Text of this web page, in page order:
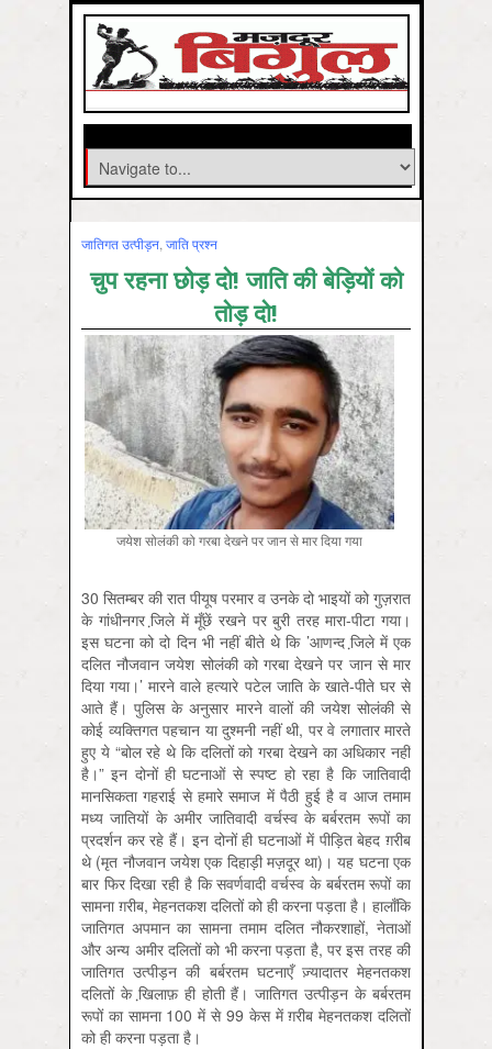
जातिगत उत्‍पीड़न, जाति प्रश्‍न
चुप रहना छोड़ दो! जाति‍ की बेड़ि‍यों को
तोड़ दो!
जयेश सोलंकी को गरबा देखने पर जान से मार दिया गया
30 सितम्बर की रात पीयूष परमार व उनके दो भाइयों को गुज़रात
के गांधीनगर जि़ले में मूँछें रखने पर बुरी तरह मारा-पीटा गया।
इस घटना को दो दिन भी नहीं बीते थे कि ’आणन्द जि़ले में एक
दलित नौजवान जयेश सोलंकी को गरबा देखने पर जान से मार
दिया गया।’ मारने वाले हत्यारे पटेल जाति के खाते-पीते घर से
आते हैं। पुलिस के अनुसार मारने वालों की जयेश सोलंकी से
कोई व्यक्तिगत पहचान या दुश्मनी नहीं थी, पर वे लगातार मारते
हुए ये “बोल रहे थे कि दलितों को गरबा देखने का अधिकार नहीं
है।” इन दोनों ही घटनाओं से स्पष्ट हो रहा है कि जातिवादी
मानसिकता गहराई से हमारे समाज में पैठी हुई है व आज तमाम
मध्य जातियों के अमीर जातिवादी वर्चस्व के बर्बरतम रूपों का
प्रदर्शन कर रहे हैं। इन दोनों ही घटनाओं में पीड़ित बेहद ग़रीब
थे (मृत नौजवान जयेश एक दिहाड़ी मज़दूर था)। यह घटना एक
बार फिर दिखा रही है कि सवर्णवादी वर्चस्व के बर्बरतम रूपों का
सामना ग़रीब, मेहनतकश दलितों को ही करना पड़ता है। हालाँकि
जातिगत अपमान का सामना तमाम दलित नौकरशाहों, नेताओं
और अन्य अमीर दलितों को भी करना पड़ता है, पर इस तरह की
जातिगत उत्पीड़न की बर्बरतम घटनाएँ ज़्यादातर मेहनतकश
दलितों के खि़लाफ़ ही होती हैं। जातिगत उत्पीड़न के बर्बरतम
रूपों का सामना 100 में से 99 केस में ग़रीब मेहनतकश दलितों
को ही करना पड़ता है।